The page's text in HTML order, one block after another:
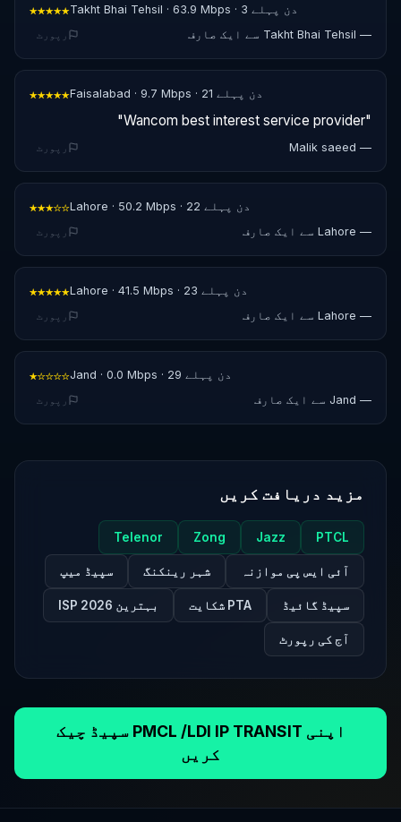
★★★★★
Takht Bhai Tehsil · 63.9 Mbps · 3 دن پہلے
— Takht Bhai Tehsil سے ایک صارف
رپورٹ
★★★★★ Faisalabad · 9.7 Mbps · 21 دن پہلے
"Wancom best interest service provider"
— Malik saeed رپورٹ
★★★☆☆
Lahore · 50.2 Mbps · 22 دن پہلے
— Lahore سے ایک صارف
رپورٹ
★★★★★
Lahore · 41.5 Mbps · 23 دن پہلے
— Lahore سے ایک صارف
رپورٹ
★☆☆☆☆
Jand · 0.0 Mbps · 29 دن پہلے
— Jand سے ایک صارف
رپورٹ
مزید دریافت کریں
PTCL
Jazz
Zong
Telenor
آئی ایس پی موازنہ شہر رینکنگ سپیڈ میپ
سپیڈ گائیڈ PTA شکایت بہترین ISP 2026
آج کی رپورٹ
اپنی PMCL /LDI IP TRANSIT سپیڈ چیک
کریں